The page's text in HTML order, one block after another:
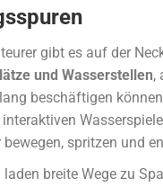
gibt es auf der
und Wasserstellen,
beschäftigen
bewegen, spritzen und
breite Wege zu